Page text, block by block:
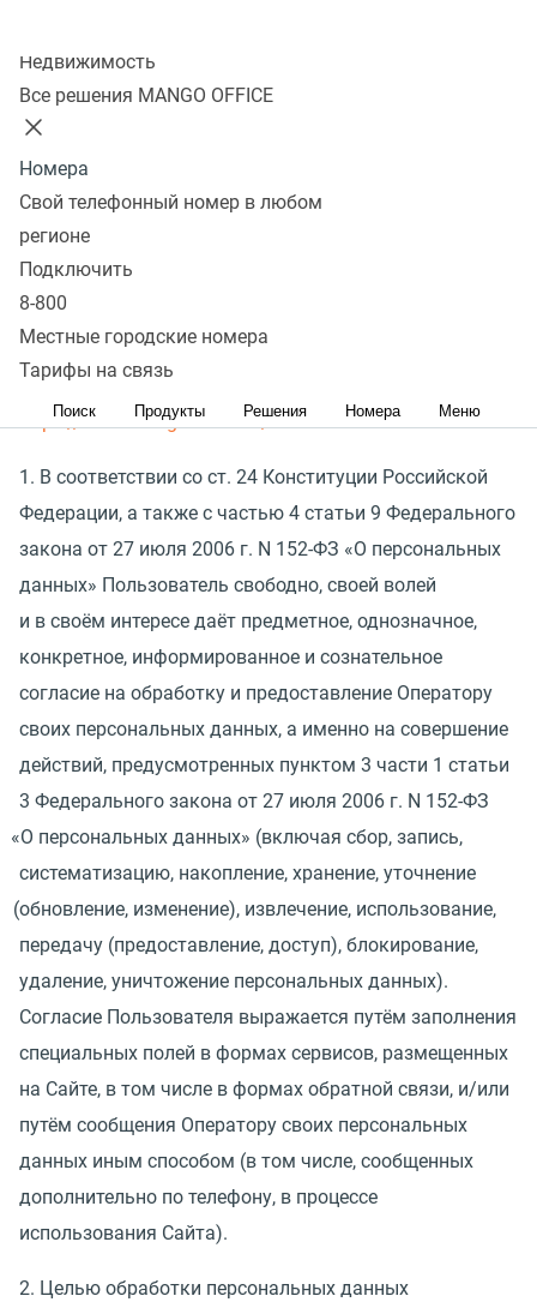
Недвижимость
Все решения MANGO OFFICE
Номера
Свой телефонный номер в любом
регионе
Подключить
8-800
Местные городские номера
Тарифы на связь
Поиск Продукты Решения Номера Меню
город Москва, Профсоюзная ул., д. 57, ком. 84
Пользователя на обработку персональных данных
размещено на Сайте Оператора по адресу:
Политика обработки персональных данных
Оператора, размещена на сайте по адресу:
https://www.mango-office.ru/.
1. В соответствии со ст. 24 Конституции Российской
Федерации, а также с частью 4 статьи 9 Федерального
закона от 27 июля 2006 г. N 152-ФЗ «О персональных
данных» Пользователь свободно, своей волей
и в своём интересе даёт предметное, однозначное,
конкретное, информированное и сознательное
согласие на обработку и предоставление Оператору
своих персональных данных, а именно на совершение
действий, предусмотренных пунктом 3 части 1 статьи
3 Федерального закона от 27 июля 2006 г. N 152-ФЗ
«О персональных данных» (включая сбор, запись,
систематизацию, накопление, хранение, уточнение
(обновление, изменение), извлечение, использование,
передачу (предоставление, доступ), блокирование,
удаление, уничтожение персональных данных).
Согласие Пользователя выражается путём заполнения
специальных полей в формах сервисов, размещенных
на Сайте, в том числе в формах обратной связи, и/или
путём сообщения Оператору своих персональных
данных иным способом (в том числе, сообщенных
дополнительно по телефону, в процессе
использования Сайта).
2. Целью обработки персональных данных